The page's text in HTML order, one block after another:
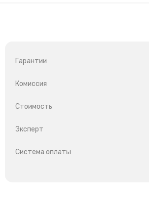
Гарантии
Комиссия
Стоимость
Эксперт
Система оплаты